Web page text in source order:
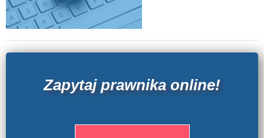
Zapytaj prawnika online!